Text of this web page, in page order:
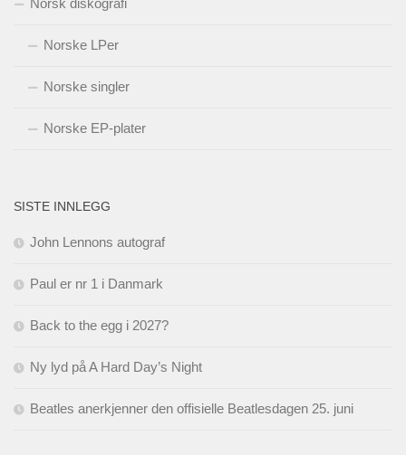
Norsk diskografi
Norske LPer
Norske singler
Norske EP-plater
SISTE INNLEGG
John Lennons autograf
Paul er nr 1 i Danmark
Back to the egg i 2027?
Ny lyd på A Hard Day’s Night
Beatles anerkjenner den offisielle Beatlesdagen 25. juni